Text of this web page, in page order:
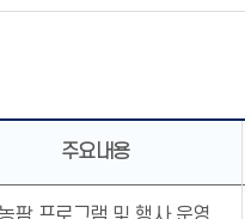
주요내용